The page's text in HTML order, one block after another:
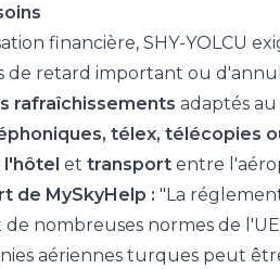
financière, SHY-YOLCU
de retard important ou
rafraîchissements adaptés
télex, télécopies
l'hôtel ettransport entre
de MySkyHelp : "La
de nombreuses normes de
aériennes turques peut